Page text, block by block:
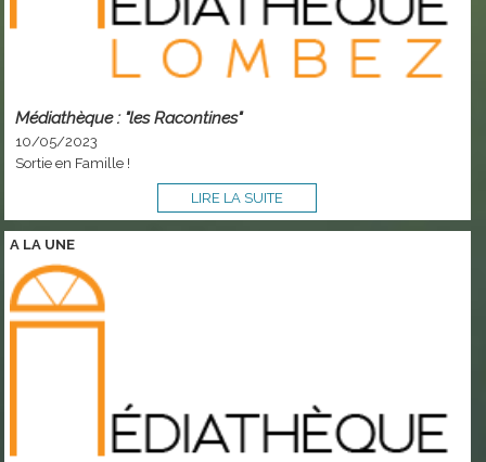
Médiathèque : "les Racontines"
10/05/2023
Sortie en Famille !
LIRE LA SUITE
A LA UNE